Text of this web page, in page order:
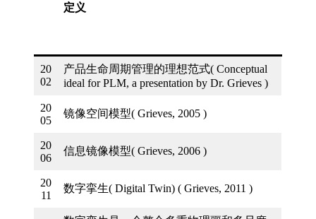
定义
20
02
产品生命周期管理的理想范式( Conceptual
ideal for PLM, a presentation by Dr. Grieves )
20
05
镜像空间模型( Grieves, 2005 )
20
06
信息镜像模型( Grieves, 2006 )
20
11
数字挛生( Digital Twin) ( Grieves, 2011 )